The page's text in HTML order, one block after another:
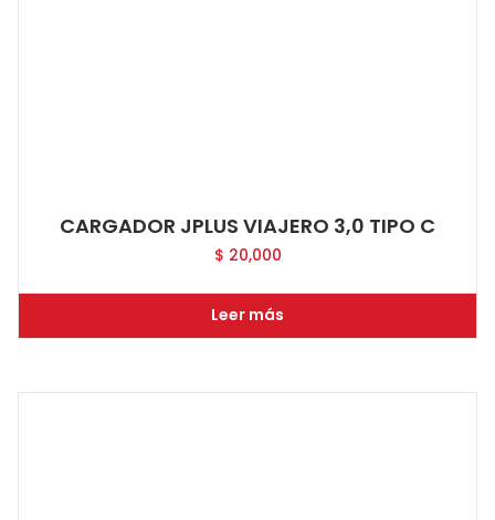
CARGADOR JPLUS VIAJERO 3,0 TIPO C
$ 20,000
Leer más